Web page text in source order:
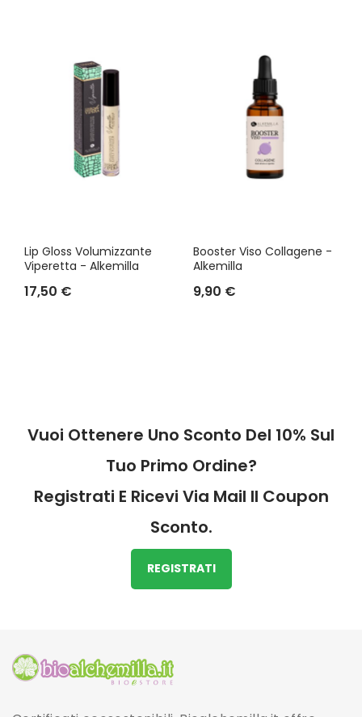
Lip Gloss Volumizzante
Viperetta - Alkemilla
17,50 €
Booster Viso Collagene -
Alkemilla
9,90 €
Vuoi Ottenere Uno Sconto Del 10% Sul
Tuo Primo Ordine?
Registrati E Ricevi Via Mail Il Coupon
Sconto.
REGISTRATI